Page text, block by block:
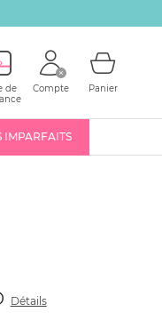
de
Compte Panier
IMPARFAITS
Détails